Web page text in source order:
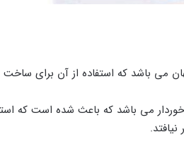
می باشد که استفاده از آن برای ساخت
می باشد که باعث شده است که